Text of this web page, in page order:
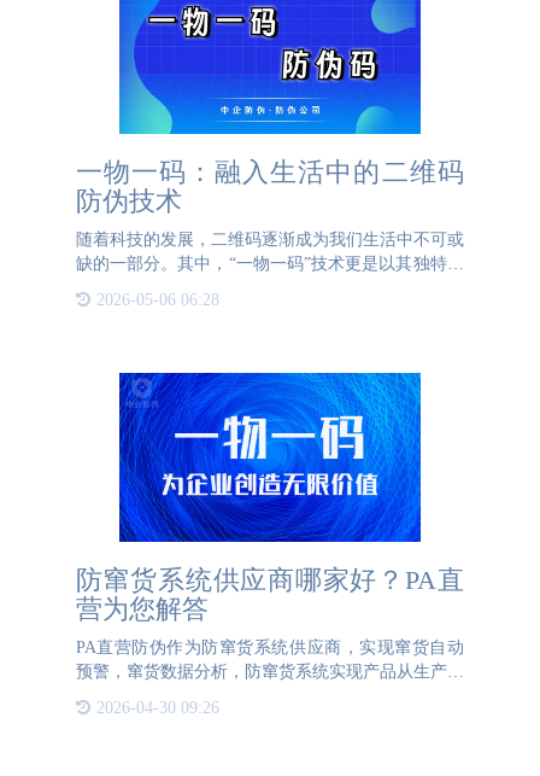
一物一码：融入生活中的二维码
防伪技术
随着科技的发展，二维码逐渐成为我们生活中不可或
缺的一部分。其中，“一物一码”技术更是以其独特的
那么，究竟什么是“一物一码”呢？ 一物一码是指每
2026-05-06 06:28
防窜货系统供应商哪家好？PA直
营为您解答
PA直营防伪作为防窜货系统供应商，实现窜货自动
预警，窜货数据分析，防窜货系统实现产品从生产到
供应链信息化管理。防窜货系统可处理企业产品的各
种窜货和乱价问题，维护品牌产品的销售市场。窜货
2026-04-30 09:26